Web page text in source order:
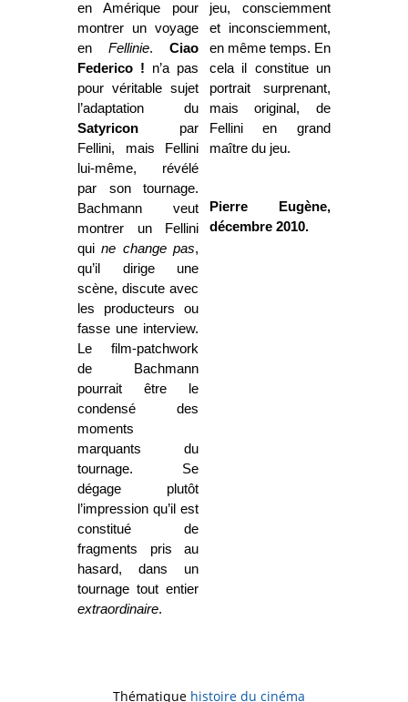
en Amérique pour
montrer un voyage
enFellinie.Ciao
Federico ! n’a pas
pour véritable sujet
l’adaptation du
Satyricon par
Fellini, mais Fellini
lui-même, révélé
par son tournage.
Bachmann veut
montrer un Fellini
quine change pas,
qu’il dirige une
scène, discute avec
les producteurs ou
fasse une interview.
Le film-patchwork
de Bachmann
pourrait être le
condensé des
moments
marquants du
tournage. Se
dégage plutôt
l’impression qu’il est
constitué de
fragments pris au
hasard, dans un
tournage tout entier
extraordinaire.
jeu, consciemment
et inconsciemment,
en même temps. En
cela il constitue un
portrait surprenant,
mais original, de
Fellini en grand
maître du jeu.
Pierre Eugène,
décembre 2010.
Thématique histoire du cinéma